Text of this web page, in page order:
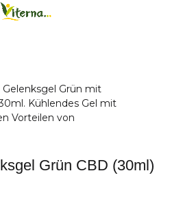
Grün CBD (30ml)